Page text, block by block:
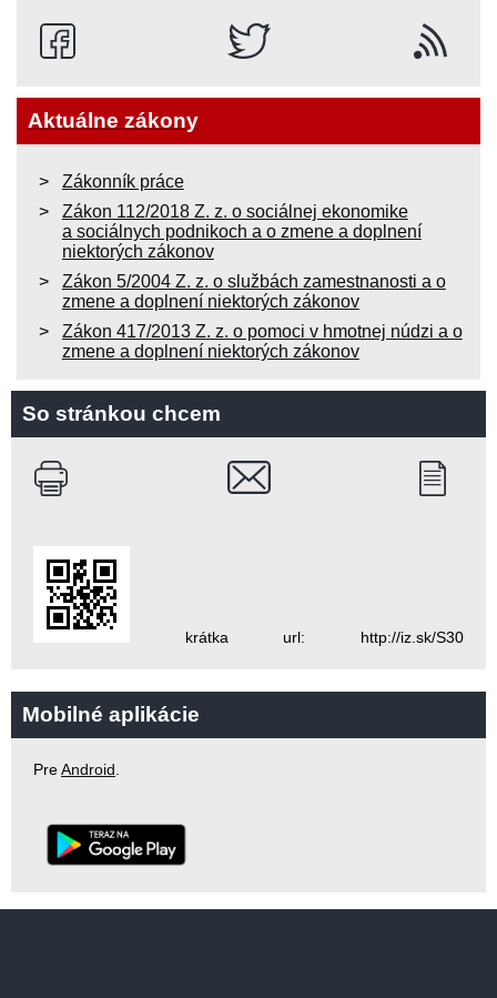
Aktuálne zákony
Zákonník práce
Zákon 112/2018 Z. z. o sociálnej ekonomike
a sociálnych podnikoch a o zmene a doplnení
niektorých zákonov
Zákon 5/2004 Z. z. o službách zamestnanosti a o
zmene a doplnení niektorých zákonov
Zákon 417/2013 Z. z. o pomoci v hmotnej núdzi a o
zmene a doplnení niektorých zákonov
So stránkou chcem
krátka url: http://iz.sk/S30
Mobilné aplikácie
PreAndroid.